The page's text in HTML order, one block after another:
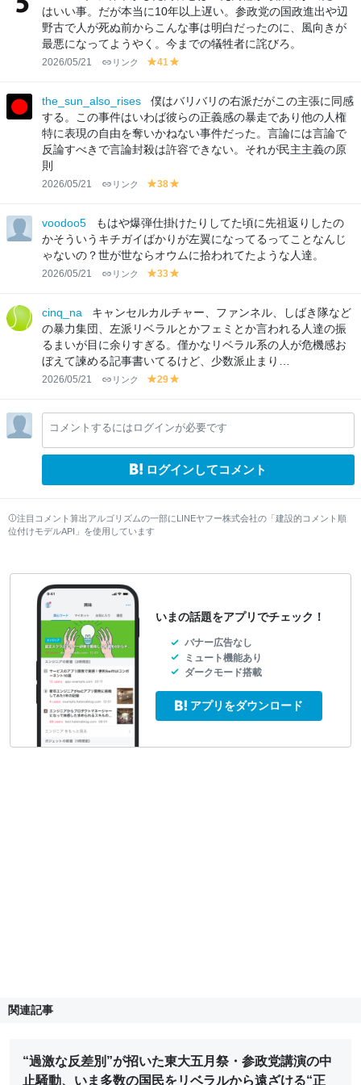
w w
はいい事。だが本当に10年以上遅い。参政党の国政進出や辺
野古で人が死ぬ前からこんな事は明白だったのに、風向きが
最悪になってようやく。今までの犠牲者に詫びろ。
2026/05/21 リンク
y
lo
w
41
lo
w
the_sun_also_rises
僕はバリバリの右派だがこの主張に同感
する。この事件はいわば彼らの正義感の暴走であり他の人権
特に表現の自由を奪いかねない事件だった。言論には言論で
反論すべきで言論封殺は許容できない。それが民主主義の原
則
2026/05/21 リンク
y
lo
w
38
lo
w
voodoo5
もはや爆弾仕掛けたりしてた頃に先祖返りしたの
かそういうキチガイばかりが左翼になってるってことなんじ
ゃないの？世が世ならオウムに拾われてたような人達。
2026/05/21 リンク
y
lo
w
33
lo
w
cinq_na
キャンセルカルチャー、ファンネル、しばき隊など
の暴力集団、左派リベラルとかフェミとか言われる人達の振
るまいが目に余りすぎる。僅かなリベラル系の人が危機感お
ぼえて諫める記事書いてるけど、少数派止まり…
2026/05/21 リンク
y
lo
w
29
lo
w
コメントするにはログインが必要です
ログインしてコメント
注目コメント算出アルゴリズムの一部にLINEヤフー株式会社の「建設的コメント順
位付けモデルAPI」を使用しています
いまの話題をアプリでチェック！
バナー広告なし
ミュート機能あり
ダークモード搭載
アプリをダウンロード
関連記事
“過激な反差別”が招いた東大五月祭・参政党講演の中
止騒動、いま多数の国民をリベラルから遠ざける“正